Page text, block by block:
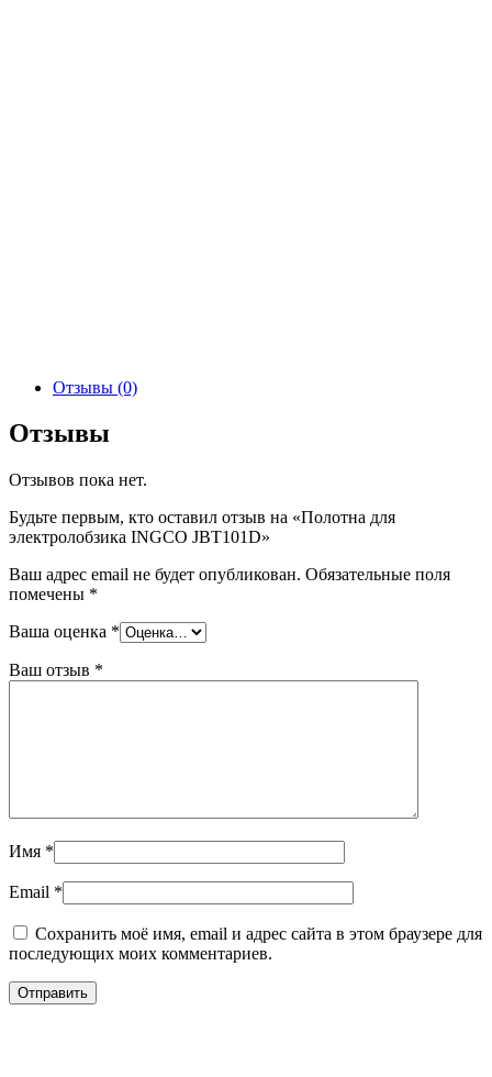
Отзывы (0)
Отзывы
Отзывов пока нет.
Будьте первым, кто оставил отзыв на «Полотна для
электролобзика INGCO JBT101D»
Ваш адрес email не будет опубликован. Обязательные поля
помечены *
Ваша оценка *
Ваш отзыв *
Имя *
Email *
Сохранить моё имя, email и адрес сайта в этом браузере для
последующих моих комментариев.